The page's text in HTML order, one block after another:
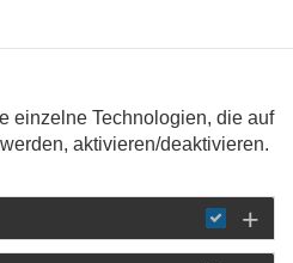
einzelne Technologien, die auf
aktivieren/deaktivieren.